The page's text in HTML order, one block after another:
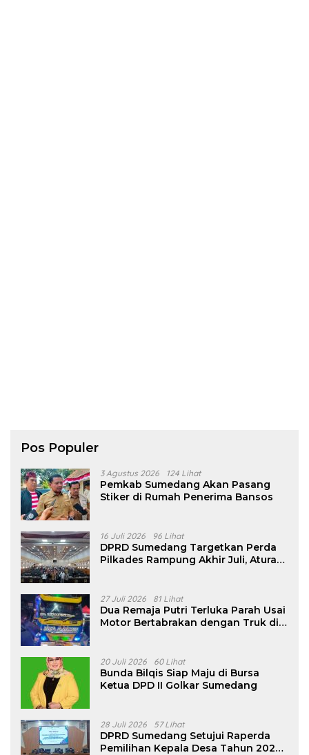
Pos Populer
3 Agustus 2026 124 Lihat
Pemkab Sumedang Akan Pasang
Stiker di Rumah Penerima Bansos
16 Juli 2026 96 Lihat
DPRD Sumedang Targetkan Perda
Pilkades Rampung Akhir Juli, Aturan
27 Juli 2026 81 Lihat
Dua Remaja Putri Terluka Parah Usai
Motor Bertabrakan dengan Truk di
20 Juli 2026 60 Lihat
Bunda Bilqis Siap Maju di Bursa
Ketua DPD II Golkar Sumedang
28 Juli 2026 57 Lihat
DPRD Sumedang Setujui Raperda
Pemilihan Kepala Desa Tahun 2026